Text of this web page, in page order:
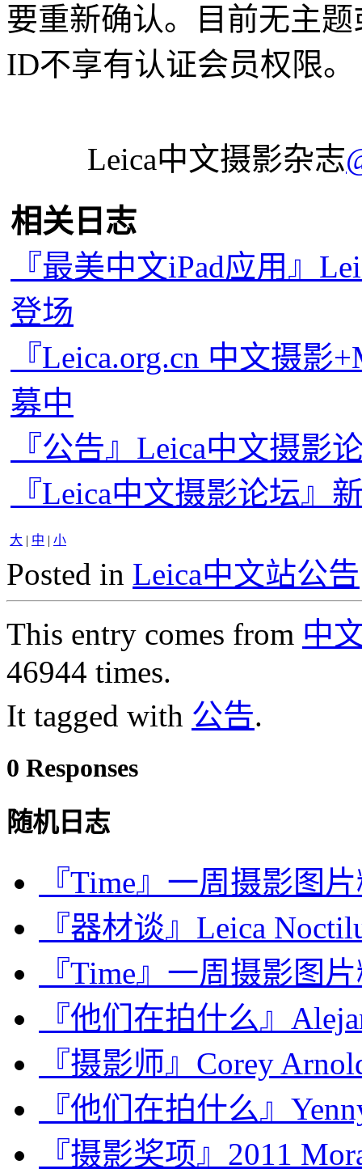
要重新确认。目前无主
ID不享有认证会员权限。
Leica中文摄影杂志
相关日志
『最美中文iPad应用』
登场
『Leica.org.cn 中文摄
募中
『公告』Leica中文摄影
『Leica中文摄影论坛』
大 | 中 | 小
Posted in Leica中文站公告
This entry comes from 中
46944 times.
It tagged with 公告.
0 Responses
随机日志
『Time』一周摄影图
『器材谈』Leica
『Time』一周摄影图
『他们在拍什么』
『摄影师』Corey
『他们在拍什么』
『摄影奖项』2011